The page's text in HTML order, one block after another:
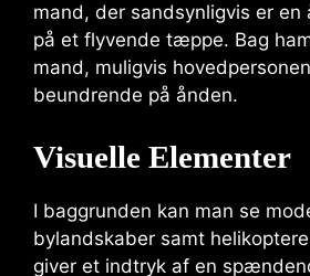
mand, der sandsynligvis er en
på et flyvende tæppe. Bag
mand, muligvis
beundrende på ånden.
Visuelle Elementer
I baggrunden kan man se
bylandskaber samt
giver et indtryk af en